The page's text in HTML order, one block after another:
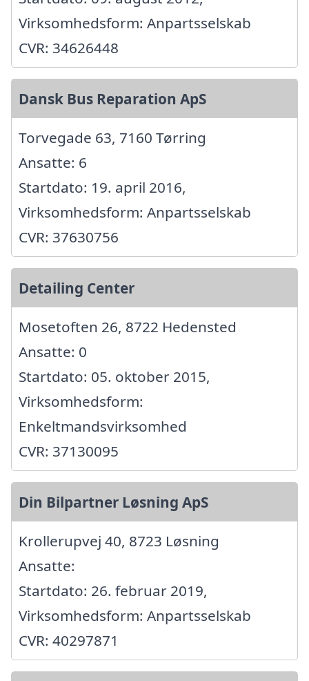
Virksomhedsform: Anpartsselskab
CVR: 34626448
Dansk Bus Reparation ApS
Torvegade 63, 7160 Tørring
Ansatte: 6
Startdato: 19. april 2016,
Virksomhedsform: Anpartsselskab
CVR: 37630756
Detailing Center
Mosetoften 26, 8722 Hedensted
Ansatte: 0
Startdato: 05. oktober 2015,
Virksomhedsform:
Enkeltmandsvirksomhed
CVR: 37130095
Din Bilpartner Løsning ApS
Krollerupvej 40, 8723 Løsning
Ansatte:
Startdato: 26. februar 2019,
Virksomhedsform: Anpartsselskab
CVR: 40297871